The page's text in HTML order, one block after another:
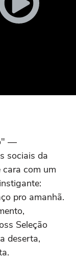
—
sociais da
com um
pro amanhã.
Seleção
deserta,